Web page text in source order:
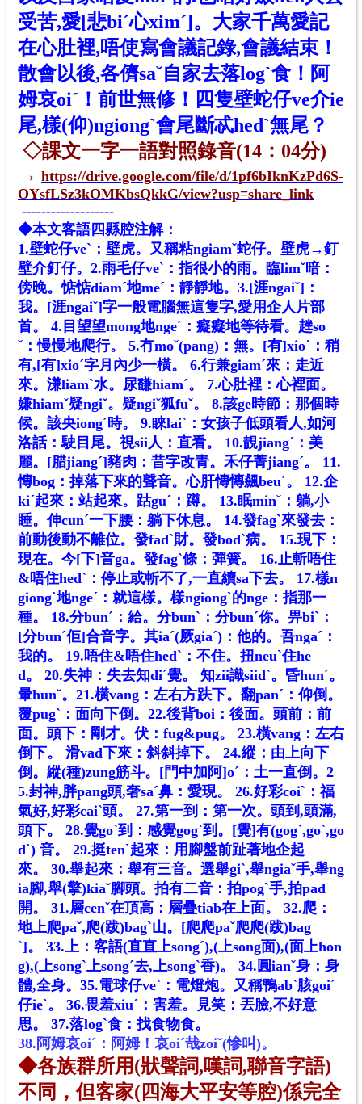
受苦,愛[悲biˊ心ximˊ]。大家千萬愛記
在心肚裡,唔使寫會議記錄,會議結束！
散會以後,各儕saˇ自家去落logˋ食！ 阿
姆哀oiˊ！前世無修！四隻壁蛇仔ve介ie
尾,樣(仰)ngiongˋ會尾斷忒hedˋ無尾？
◇課文一字一語對照錄音(14：04分)
→ https://drive.google.com/file/d/1pf6bIknKzPd6S-
OYsfLSz3kOMKbsQkkG/view?usp=share_link
-------------------
◆本文客語四縣腔注解：
1.壁蛇仔veˋ：壁虎。又稱粘ngiamˇ蛇仔。壁虎→釘
壁介釘仔。 2.雨毛仔veˋ：指很小的雨。臨limˇ暗：
傍晚。惦惦diamˊ地meˊ：靜靜地。 3.[涯ngaiˇ]：
我。[涯ngaiˇ]字一般電腦無這隻字,愛用企人片部
首。 4.目望望mong地ngeˊ：癡癡地等待看。趖so
ˇ：慢慢地爬行。 5.冇moˇ(pang)：無。[有]xioˊ：稍
有,[有]xioˊ字月內少一橫。 6.行兼giamˊ來：走近
來。溓liamˋ水。尿馦hiamˊ。 7.心肚裡：心裡面。
嫌hiamˇ疑ngiˇ。疑ngiˇ狐fuˇ。 8.該ge時節：那個時
候。該央iongˊ時。 9.睞laiˋ：女孩子低頭看人,如河
洛話：駛目尾。視sii人：直看。 10.靚jiangˊ：美
麗。[腊jiangˊ]豬肉：昔字改青。禾仔菁jiangˊ。 11.
慱bog：掉落下來的聲音。心肝慱慱飆beuˊ。 12.企
kiˊ起來：站起來。跍guˊ：蹲。 13.眠minˇ：躺,小
睡。伸cunˊ一下腰：躺下休息。 14.發fagˋ來發去：
前動後動不離位。發fadˋ財。發bodˋ病。 15.現下：
現在。今[下]音ga。發fagˋ條：彈簧。 16.止斬唔住
&唔住hedˋ ：停止或斬不了,一直續sa下去。 17.樣n
giongˋ地ngeˊ：就這樣。樣ngiongˋ的nge：指那一
種。 18.分bunˊ：給。分bunˋ：分bunˊ你。畀biˋ：
[分bunˊ佢]合音字。 其iaˊ(厥giaˊ)：他的。吾ngaˊ：
我的。 19.唔住&唔住hedˋ：不住。扭neuˋ住he
d。 20.失神：失去知diˊ覺。 知zii識siidˋ。昏hunˊ。
暈hunˇ。 21.橫vang：左右方趺下。翻panˊ：仰倒。
覆pugˋ：面向下倒。 22.後背boi：後面。頭前：前
面。頭下：剛才。伏：fug&pug。 23.橫vang：左右
倒下。 滑vad下來：斜斜掉下。 24.縱：由上向下
倒。縱(種)zung筋斗。[門中加阿]oˊ：土一直倒。 2
5.封神,胖pang頭,奢saˊ鼻：愛現。 26.好彩coiˋ：福
氣好,好彩caiˋ頭。 27.第一到：第一次。頭到,頭滿,
頭下。 28.覺goˋ到：感覺gogˋ到。[覺]有(gogˋ,goˋ,go
dˋ) 音。 29.挺tenˋ起來：用腳盤前趾著地企起
來。 30.舉起來：舉有三音。選舉giˋ,舉ngiaˇ手,舉ng
ia腳,舉(擎)kiaˇ腳頭。拍有二音：拍pogˋ手,拍pad
開。 31.層cenˇ在頂高：層疊tiab在上面。 32.爬：
地上爬paˇ,爬(跋)bagˋ山。[爬爬paˇ爬爬(跋)bag
ˋ]。 33.上：客語(直直上songˊ),(上song面),(面上hon
g),(上songˋ上songˊ去,上songˋ香)。 34.圓ianˇ身：身
體,全身。 35.電球仔veˋ：電燈炮。又稱鴨abˋ胲goiˊ
仔ieˋ。 36.畏羞xiuˊ：害羞。見笑：丟臉,不好意
思。 37.落logˋ食：找食物食。
38. 阿姆哀oiˊ： 阿姆！ 哀oiˊ哉zoiˇ(慘叫)。
◆各族群所用(狀聲詞,嘆詞,聯音字語)
不同 ，但客家(四海大平安等腔)係完全